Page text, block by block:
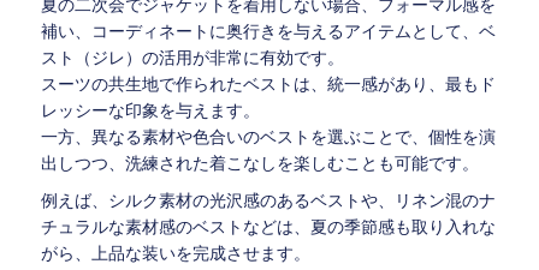
夏の二次会でジャケットを着用しない場合、フォーマル感を
補い、コーディネートに奥行きを与えるアイテムとして、ベ
スト（ジレ）の活用が非常に有効です。
スーツの共生地で作られたベストは、統一感があり、最もド
レッシーな印象を与えます。
一方、異なる素材や色合いのベストを選ぶことで、個性を演
出しつつ、洗練された着こなしを楽しむことも可能です。
例えば、シルク素材の光沢感のあるベストや、リネン混のナ
チュラルな素材感のベストなどは、夏の季節感も取り入れな
がら、上品な装いを完成させます。